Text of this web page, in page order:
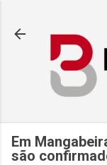
Em
são